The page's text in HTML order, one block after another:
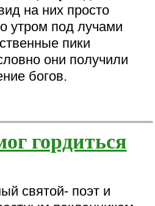
на них просто
утром под лучами
пики
они получили
богов.
гордиться
святой- поэт и